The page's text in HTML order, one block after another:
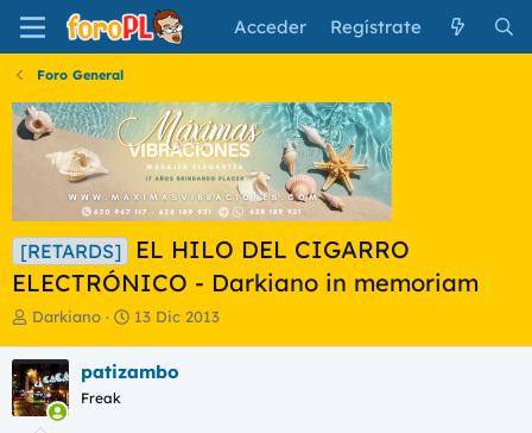
Acceder Regístrate
Foro General
[RETARDS]
EL HILO DEL CIGARRO
ELECTRÓNICO - Darkiano in memoriam
I
i
c
i
a
Darkiano
F
h
13 Dic 2013
patizambo
Freak